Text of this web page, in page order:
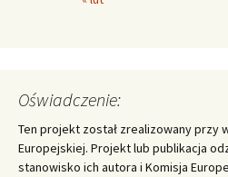
Oświadczenie:
Ten projekt został zrealizowany przy
Europejskiej. Projekt lub publikacja
stanowisko ich autora i Komisja